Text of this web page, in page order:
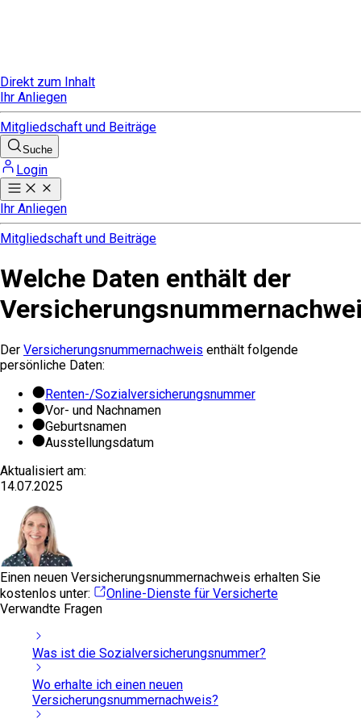
Direkt zum Inhalt
Ihr Anliegen
Mitgliedschaft und Beiträge
Suche
Login
Ihr Anliegen
Mitgliedschaft und Beiträge
Welche Daten enthält der
Der Versicherungsnummernachweis enthält folgende
persönliche Daten:
Renten-/Sozialversicherungsnummer
Vor- und Nachnamen
Geburtsnamen
Ausstellungsdatum
Aktualisiert am:
14.07.2025
Einen neuen Versicherungsnummernachweis erhalten Sie
kostenlos unter:
Online-Dienste für Versicherte
Verwandte Fragen
Was ist die Sozialversicherungsnummer?
Wo erhalte ich einen neuen
Versicherungsnummernachweis?